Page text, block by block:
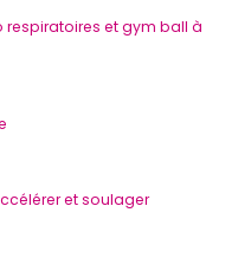
et gym ball à
et soulager